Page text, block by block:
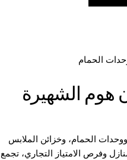
الحمام
الشهيرة
الحمام، وخزائن الملابس
وفرص الامتياز التجاري، تجمع